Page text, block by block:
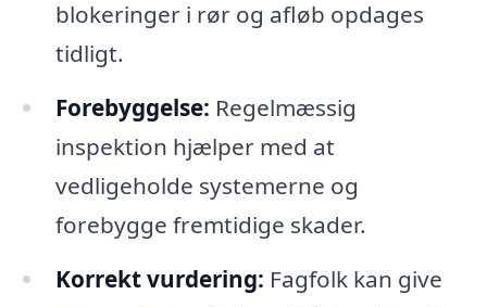
blokeringer i rør og afløb opdages
tidligt.
Forebyggelse: Regelmæssig
inspektion hjælper med at
vedligeholde systemerne og
forebygge fremtidige skader.
Korrekt vurdering: Fagfolk kan give